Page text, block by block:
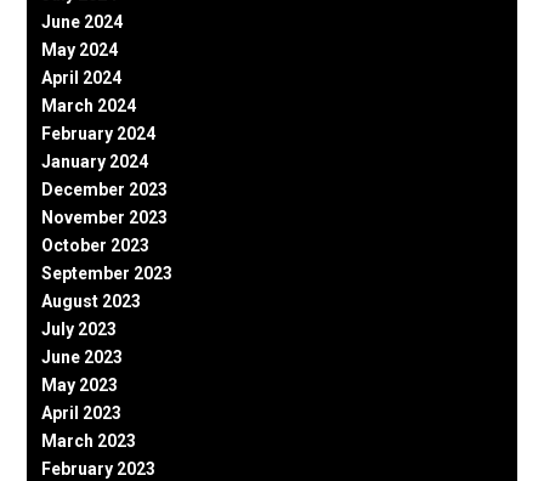
June 2024
May 2024
April 2024
March 2024
February 2024
January 2024
December 2023
November 2023
October 2023
September 2023
August 2023
July 2023
June 2023
May 2023
April 2023
March 2023
February 2023